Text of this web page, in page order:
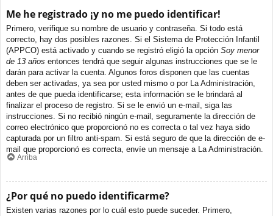
Me he registrado ¡y no me puedo identificar!
Primero, verifique su nombre de usuario y contraseña. Si todo está
correcto, hay dos posibles razones. Si el Sistema de Protección Infantil
(APPCO) está activado y cuando se registró eligió la opción Soy menor
de 13 años entonces tendrá que seguir algunas instrucciones que se le
darán para activar la cuenta. Algunos foros disponen que las cuentas
deben ser activadas, ya sea por usted mismo o por La Administración,
antes de que pueda identificarse; esta información se le brindará al
finalizar el proceso de registro. Si se le envió un e-mail, siga las
instrucciones. Si no recibió ningún e-mail, seguramente la dirección de
correo electrónico que proporcionó no es correcta o tal vez haya sido
capturada por un filtro anti-spam. Si está seguro de que la dirección de e-
mail que proporcionó es correcta, envíe un mensaje a La Administración.
Arriba
¿Por qué no puedo identificarme?
Existen varias razones por lo cuál esto puede suceder. Primero,